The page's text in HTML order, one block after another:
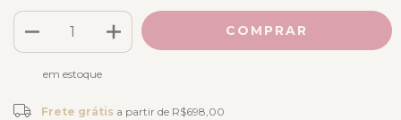
em estoque
Frete grátis R$698,00
Frete grátisa partir de R$698,00